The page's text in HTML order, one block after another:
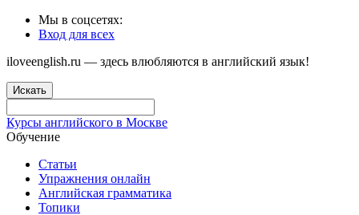
Мы в соцсетях:
Вход для всех
iloveenglish.ru — здесь влюбляются в английский язык!
Искать
Курсы английского в Москве
Обучение
Статьи
Упражнения онлайн
Английская грамматика
Топики